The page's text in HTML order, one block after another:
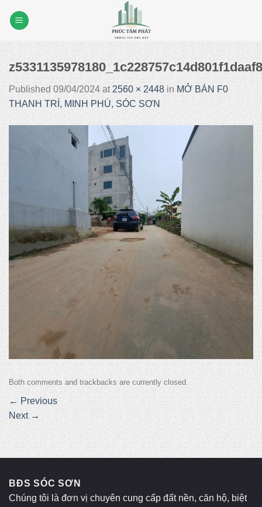
Published 09/04/2024 at2560 × 2448in MỞ BÁN F0
THANH TRÍ, MINH PHÚ, SÓC SƠN
Both comments and trackbacks are currently closed.
← Previous
Next →
BĐS SÓC SƠN
Chúng tôi là đơn vị chuyên cung cấp đất nền, căn hộ, biệt